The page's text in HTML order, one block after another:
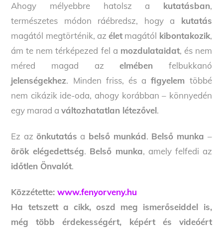
Ahogy mélyebbre hatolsz a kutatásban,
természetes módon ráébredsz, hogy a kutatás
magától megtörténik, azélet magától kibontakozik,
ám te nem térképezed fel a mozdulataidat, és nem
méred magad azelmében felbukkanó
jelenségekhez. Minden friss, és afigyelem többé
nem cikázik ide-oda, ahogy korábban – könnyedén
egy marad aváltozhatatlan létezővel.
Ez az önkutatás a belső munkád. Belső munka –
örök elégedettség. Belső munka, amely felfedi az
időtlen Önvalót.
Közzétette:www.fenyorveny.hu
Ha tetszett a cikk, oszd meg ismerőseiddel is,
még több érdekességért, képért és videóért